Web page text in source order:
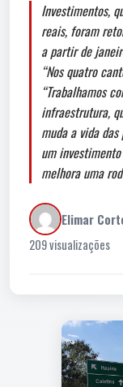
Investimentos,
reais, foram
a partir de
“Nos quatro
“Trabalhamos
infraestrutura,
muda a vida
um
melhora uma
Elimar
209 visualizações